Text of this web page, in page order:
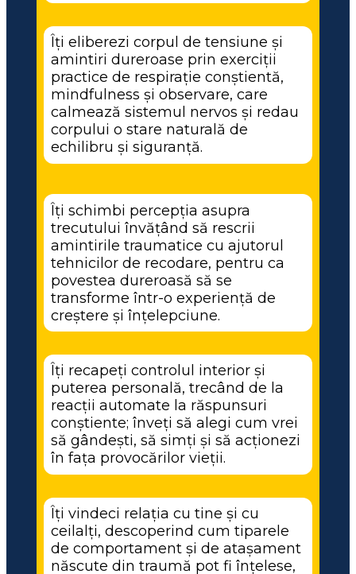
Îți eliberezi corpul de tensiune și
amintiri dureroase prin exerciții
practice de respirație conștientă,
mindfulness și observare, care
calmează sistemul nervos și redau
corpului o stare naturală de
echilibru și siguranță.
Îți schimbi percepția asupra
trecutului învățând să rescrii
amintirile traumatice cu ajutorul
tehnicilor de recodare, pentru ca
povestea dureroasă să se
transforme într-o experiență de
creștere și înțelepciune.
Îți vindeci relația cu tine și cu
ceilalți, descoperind cum tiparele
de comportament și de atașament
născute din traumă pot fi înțelese,
Îți recapeți controlul interior și
puterea personală, trecând de la
reacții automate la răspunsuri
conștiente; înveți să alegi cum vrei
să gândești, să simți și să acționezi
în fața provocărilor vieții.